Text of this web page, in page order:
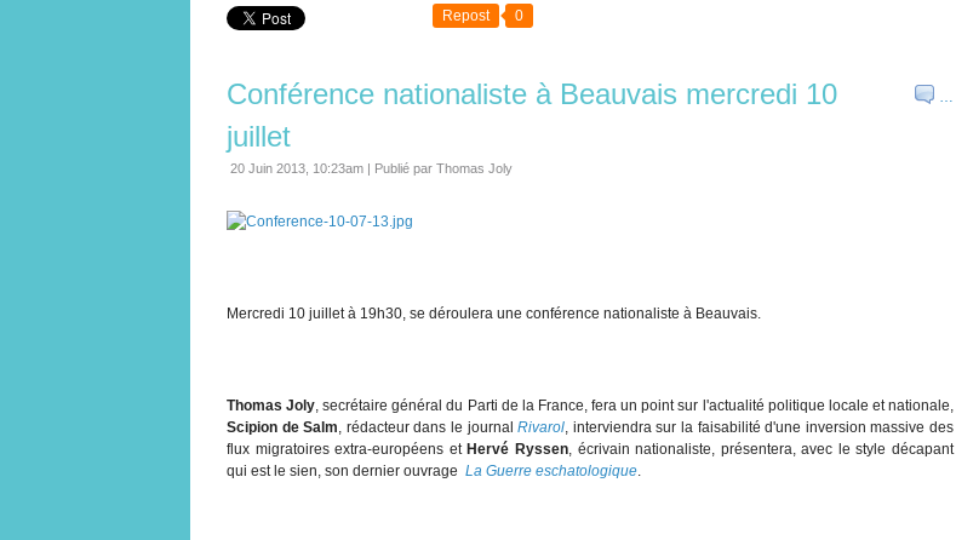
Repost 0
…
Conférence nationaliste à Beauvais mercredi 10
juillet
20 Juin 2013, 10:23am | Publié par Thomas Joly
Mercredi 10 juillet à 19h30, se déroulera une conférence nationaliste à Beauvais.
Thomas Joly, secrétaire général du Parti de la France, fera un point sur l'actualité politique locale et nationale,
Scipion de Salm, rédacteur dans le journalRivarol, interviendra sur la faisabilité d'une inversion massive des
flux migratoires extra-européens etHervé Ryssen, écrivain nationaliste, présentera, avec le style décapant
qui est le sien, son dernier ouvrage La Guerre eschatologique.